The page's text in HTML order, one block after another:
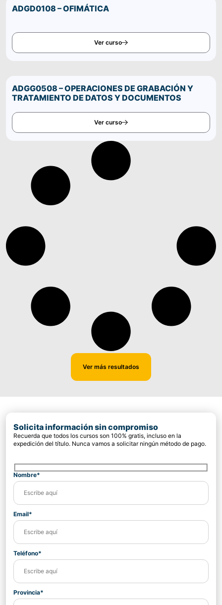
ADGD0108 – OFIMÁTICA
Ver curso
ADGG0508 – OPERACIONES DE GRABACIÓN Y
TRATAMIENTO DE DATOS Y DOCUMENTOS
Ver curso
Ver más resultados
Solicita información sin compromiso
Recuerda que todos los cursos son 100% gratis, incluso en la
expedición del título. Nunca vamos a solicitar ningún método de pago.
Nombre*
Email*
Teléfono*
Provincia*